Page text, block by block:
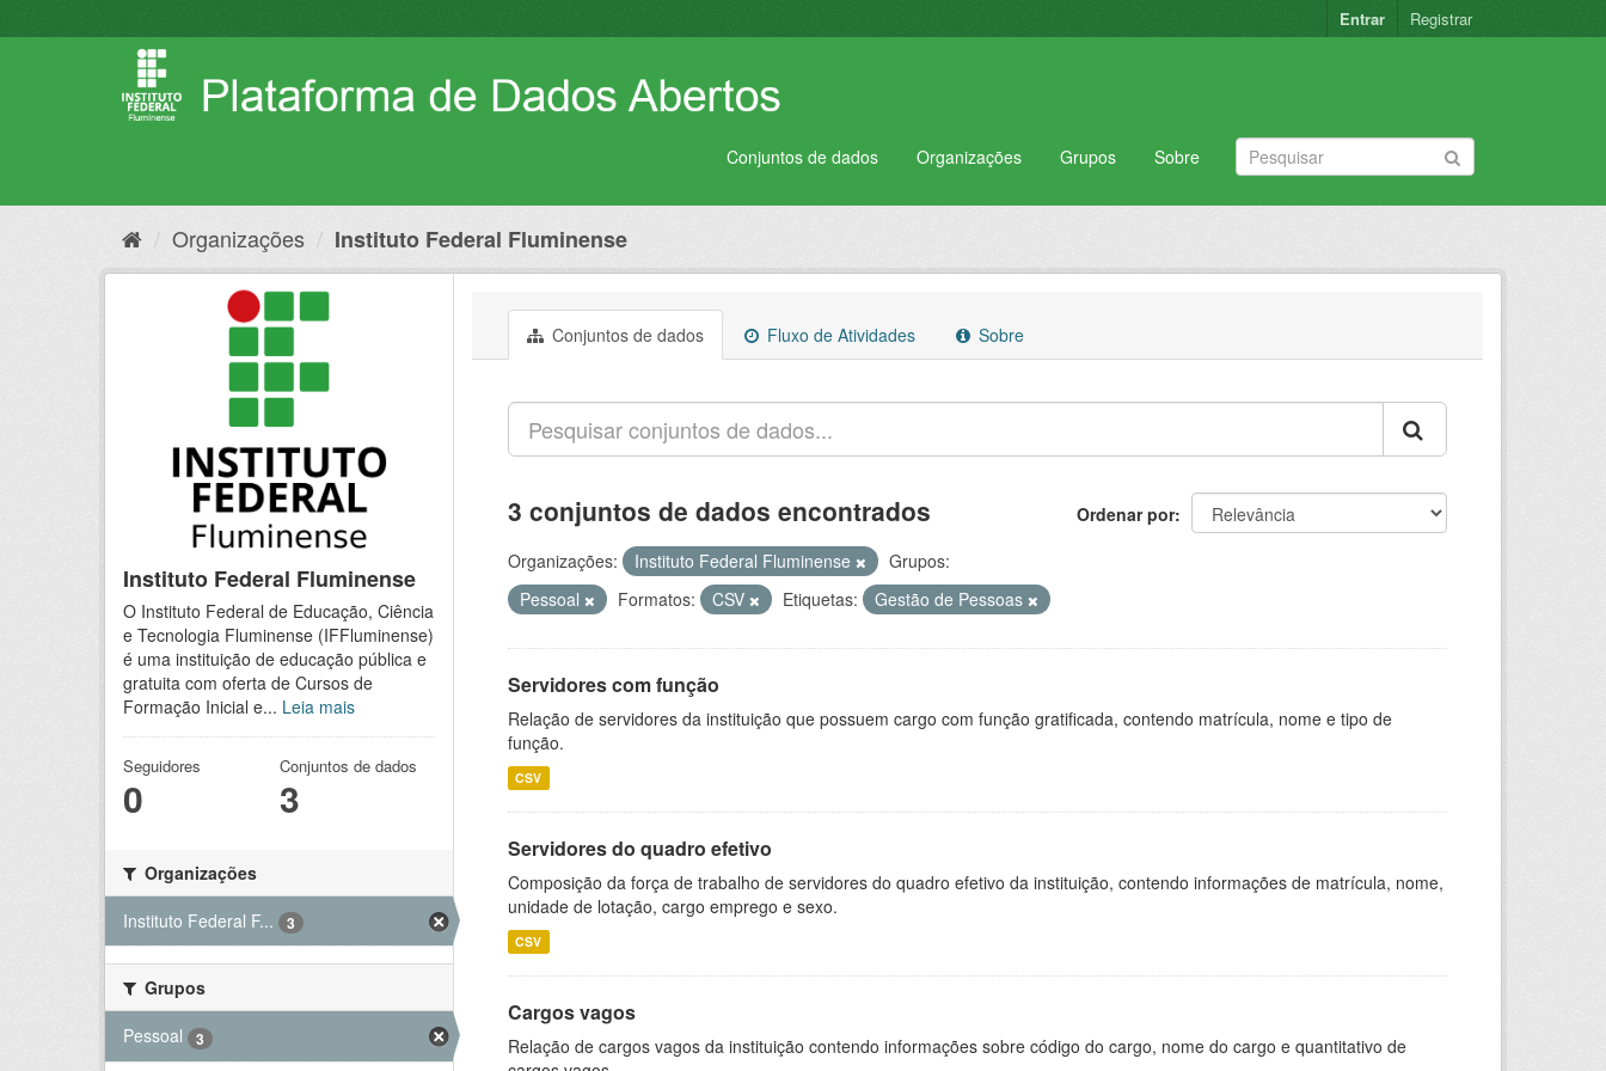
para
Entrar Registrar
Conjuntos de dados Organizações Grupos Sobre
Organizações Instituto Federal Fluminense
Instituto Federal Fluminense
O Instituto Federal de Educação, Ciência
e Tecnologia Fluminense (IFFluminense)
é uma instituição de educação pública e
gratuita com oferta de Cursos de
Formação Inicial e... Leia mais
Seguidores
0
Conjuntos de dados
3
Organizações
Instituto Federal F...
3
Grupos
Pessoal
3
Conjuntos de dados Fluxo de Atividades Sobre
Ordenar por
3 conjuntos de dados encontrados
Organizações: Instituto Federal Fluminense
Grupos:
Pessoal
Formatos: CSV Etiquetas: Gestão de Pessoas
Servidores com função
Relação de servidores da instituição que possuem cargo com função gratificada, contendo matrícula, nome e tipo de
função.
CSV
Servidores do quadro efetivo
Composição da força de trabalho de servidores do quadro efetivo da instituição, contendo informações de matrícula, nome,
unidade de lotação, cargo emprego e sexo.
CSV
Cargos vagos
Relação de cargos vagos da instituição contendo informações sobre código do cargo, nome do cargo e quantitativo de